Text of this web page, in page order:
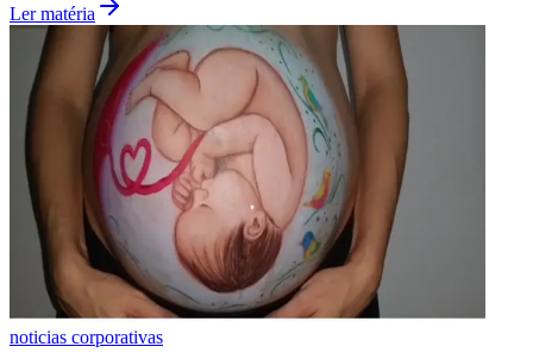
Ler matéria
noticias corporativas